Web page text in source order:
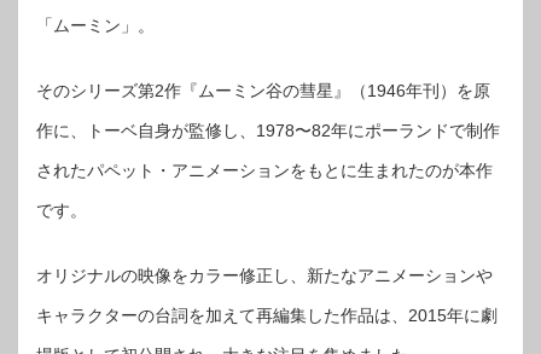
「ムーミン」。
そのシリーズ第2作『ムーミン谷の彗星』（1946年刊）を原
作に、トーベ自身が監修し、1978〜82年にポーランドで制作
されたパペット・アニメーションをもとに生まれたのが本作
です。
オリジナルの映像をカラー修正し、新たなアニメーションや
キャラクターの台詞を加えて再編集した作品は、2015年に劇